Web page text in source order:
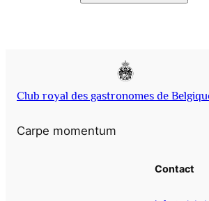
Club royal des gastronomes de
Carpe momentum
Contact